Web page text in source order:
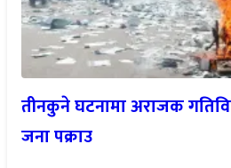
तीनकुने घटनामा अराजक
जना पक्राउ